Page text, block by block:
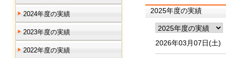
2024年度の実績
2023年度の実績
2022年度の実績
2025年度の実績
2026年03月07日(土)